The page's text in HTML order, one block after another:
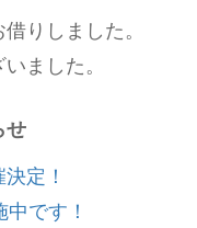
りしました。
ました。
せ
定！
です！